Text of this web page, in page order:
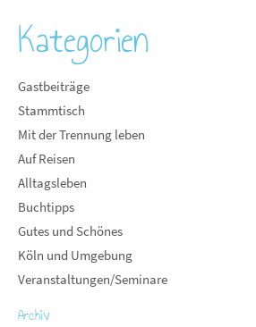
Kategorien
Gastbeiträge
Stammtisch
Mit der Trennung leben
Auf Reisen
Alltagsleben
Buchtipps
Gutes und Schönes
Köln und Umgebung
Veranstaltungen/Seminare
Archiv